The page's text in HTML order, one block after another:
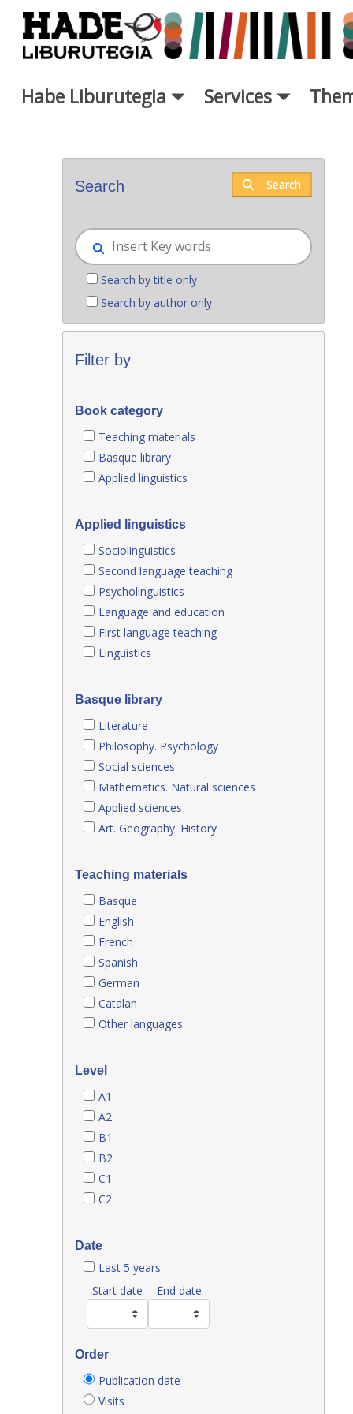
Skip to Main Content
Habe Liburutegia Services
Search Search
Search by title only
Search by author only
Filter by
Book category
Teaching materials
Basque library
Applied linguistics
Applied linguistics
Sociolinguistics
Second language teaching
Psycholinguistics
Language and education
First language teaching
Linguistics
Basque library
Literature
Philosophy. Psychology
Social sciences
Mathematics. Natural sciences
Applied sciences
Art. Geography. History
Teaching materials
Basque
English
French
Spanish
German
Catalan
Other languages
Level
A1
A2
B1
B2
C1
C2
Date
Last 5 years
Start date
End date
Order
Publication date
Visits